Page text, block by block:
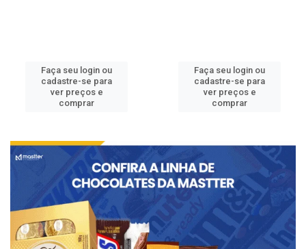
Faça seu login ou
cadastre-se para
ver preços e
comprar
Faça seu login ou
cadastre-se para
ver preços e
comprar